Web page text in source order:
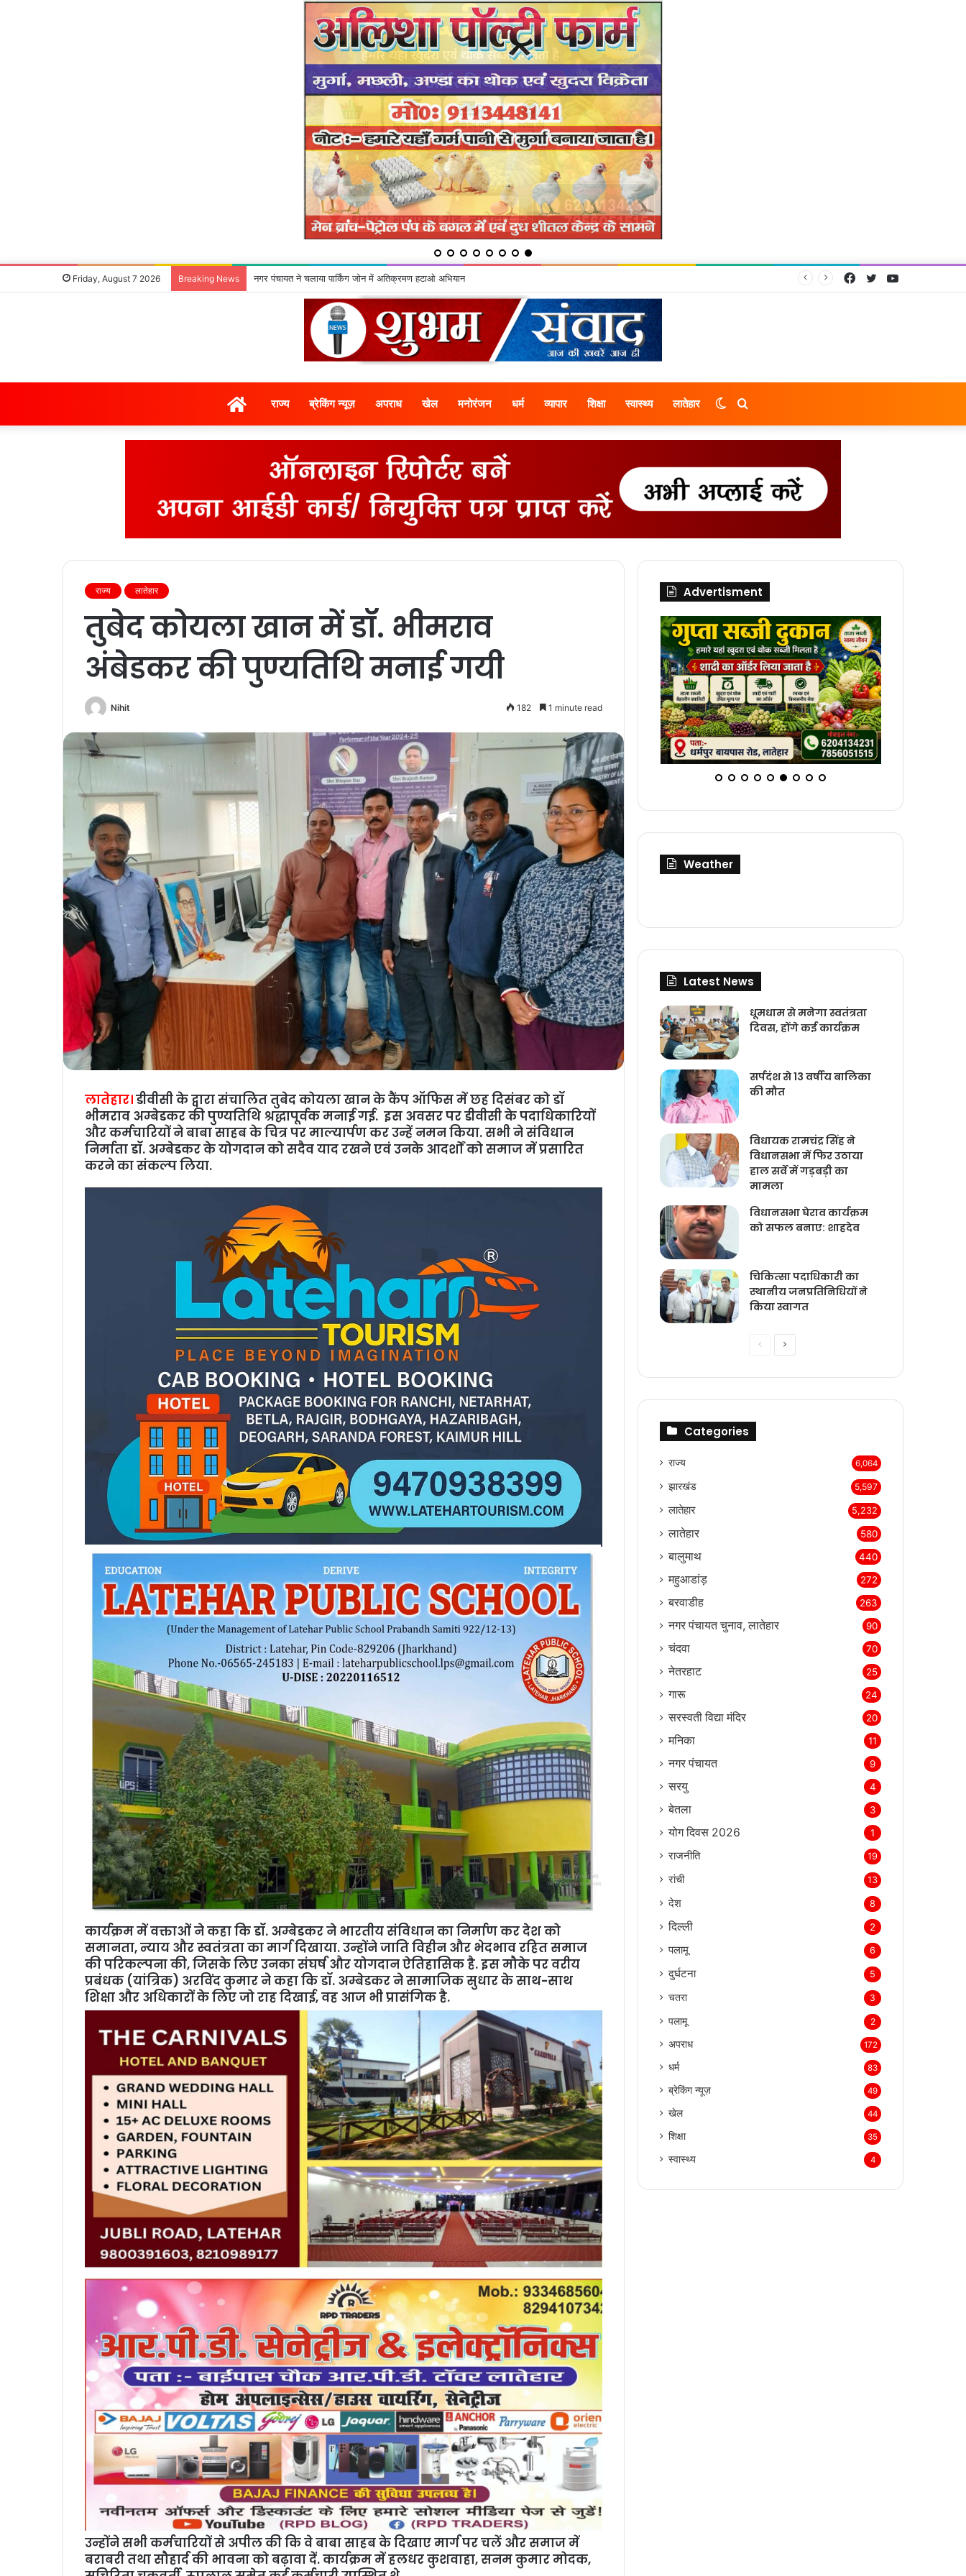
Friday, August 7 2026 Breaking News एसवीएम में नन्हे कदम और स्टूडेंट स्पॉटलाइट ई-पत्रिकाओं का लोकार्पण YouTube
Twitter
Facebook
होम राज्‍य ब्रेकिंग न्यूज़ अपराध खेल मनोरंजन धर्म व्यापार शिक्षा स्वास्थ्य लातेहार Search
Switch
राज्‍य लातेहार
तुबेद कोयला खान में डॉ. भीमराव
अंबेडकर की पुण्यतिथि मनाई गयी
Nihit 182 1 minute read
लातेहार।डीवीसी के द्वारा संचालित तुबेद कोयला खान के कैंप ऑफिस में छह दिसंबर को डॉ
भीमराव अम्बेडकर की पुण्यतिथि श्रद्धापूर्वक मनाई गई. इस अवसर पर डीवीसी के पदाधिकारियों
और कर्मचारियों ने बाबा साहब के चित्र पर माल्यार्पण कर उन्हें नमन किया. सभी ने संविधान
निर्माता डॉ. अम्बेडकर के योगदान को सदैव याद रखने एवं उनके आदर्शों को समाज में प्रसारित
करने का संकल्‍प लिया.
कार्यक्रम में वक्ताओं ने कहा कि डॉ. अम्बेडकर ने भारतीय संविधान का निर्माण कर देश को
समानता, न्याय और स्वतंत्रता का मार्ग दिखाया. उन्होंने जाति विहीन और भेदभाव रहित समाज
की परिकल्पना की, जिसके लिए उनका संघर्ष और योगदान ऐतिहासिक है. इस मौके पर वरीय
प्रबंधक (यांत्रिक) अरविंद कुमार ने कहा कि डॉ. अम्बेडकर ने सामाजिक सुधार के साथ-साथ
शिक्षा और अधिकारों के लिए जो राह दिखाई, वह आज भी प्रासंगिक है.
उन्होंने सभी कर्मचारियों से अपील की कि वे बाबा साहब के दिखाए मार्ग पर चलें और समाज में
बराबरी तथा सौहार्द की भावना को बढ़ावा दें. कार्यक्रम में हलधर कुशवाहा, सनम कुमार मोदक,
Advertisment
Weather
Latest News
धूमधाम से मनेगा स्वतंत्रता
दिवस, होंगे कई कार्यक्रम
सर्पदंश से 13 वर्षीय बालिका
की मौत
विधायक रामचंद्र सिंह ने
विधानसभा में फिर उठाया
हाल सर्वे में गड़बड़ी का
मामला
विधानसभा घेराव कार्यक्रम
को सफल बनाए: शाहदेव
चिकित्‍सा पदाधिकारी का
स्थानीय जनप्रतिनिधियों ने
किया स्वागत
PreviousNext
Categories
राज्‍य 6,064
झारखंड 5,597
लातेहार 5,232
लातेहार 580
बालुमाथ 440
महुआडांड़ 272
बरवाडीह 263
नगर पंचायत चुनाव, लातेहार 90
चंदवा 70
नेतरहाट 25
गारू 24
सरस्‍वती विद्या मंदिर 20
मनिका 11
नगर पंचायत 9
सरयु 4
बेतला 3
योग दिवस 2026 1
राजनीति 19
रांची 13
देश 8
दिल्‍ली 2
पलामू 6
दुर्घटना 5
चतरा 3
पलामू 2
अपराध 172
धर्म 83
ब्रेकिंग न्यूज़ 49
खेल 44
शिक्षा 35
स्वास्थ्य 4